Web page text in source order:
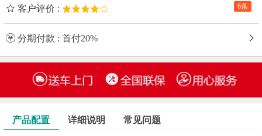
6条
客户评价 :
分期付款 : 首付20%
产品配置 详细说明 常见问题